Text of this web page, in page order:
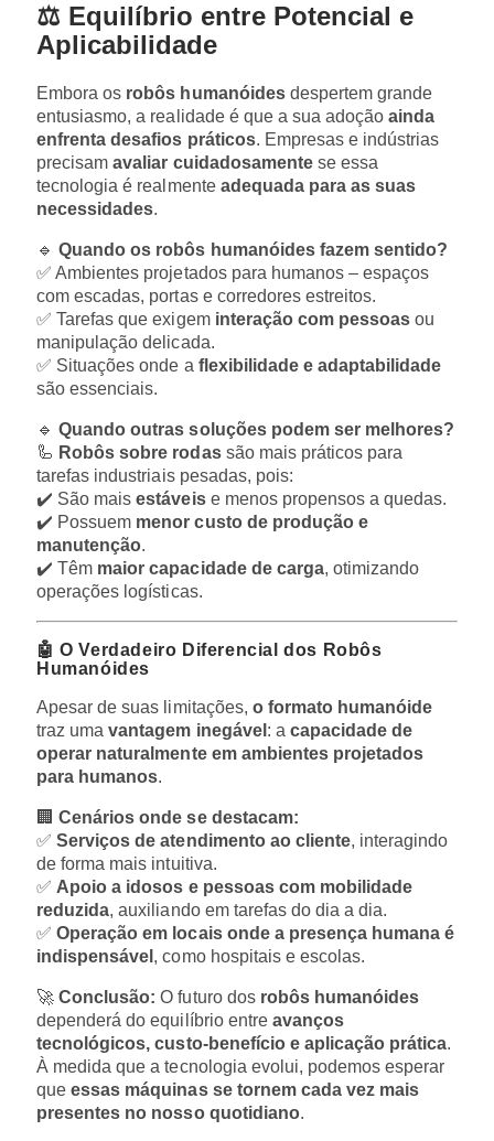
⚖️ Equilíbrio entre Potencial e
Aplicabilidade
Embora os robôs humanóidesdespertem grande
entusiasmo, a realidade é que a sua adoçãoainda
enfrenta desafios práticos. Empresas e indústrias
precisamavaliar cuidadosamentese essa
tecnologia é realmente adequada para as suas
necessidades.
🔹Quando os robôs humanóides fazem sentido?
✅ Ambientes projetados para humanos – espaços
com escadas, portas e corredores estreitos.
✅ Tarefas que exigem interação com pessoas ou
manipulação delicada.
✅ Situações onde a flexibilidade e adaptabilidade
são essenciais.
🔹Quando outras soluções podem ser melhores?
🦾 Robôs sobre rodassão mais práticos para
tarefas industriais pesadas, pois:
✔️ São maisestáveise menos propensos a quedas.
✔️ Possuem menor custo de produção e
manutenção.
✔️ Têm maior capacidade de carga, otimizando
operações logísticas.
🤖 O Verdadeiro Diferencial dos Robôs
Humanóides
Apesar de suas limitações, o formato humanóide
traz umavantagem inegável : a capacidade de
operar naturalmente em ambientes projetados
para humanos.
🏢Cenários onde se destacam:
✅Serviços de atendimento ao cliente, interagindo
de forma mais intuitiva.
✅ Apoio a idosos e pessoas com mobilidade
reduzida, auxiliando em tarefas do dia a dia.
✅Operação em locais onde a presença humana é
indispensável , como hospitais e escolas.
🚀Conclusão: O futuro dos robôs humanóides
dependerá do equilíbrio entre avanços
tecnológicos, custo-benefício e aplicação prática.
À medida que a tecnologia evolui, podemos esperar
queessas máquinas se tornem cada vez mais
presentes no nosso quotidiano.